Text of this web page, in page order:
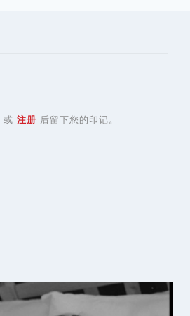
或 注册 后留下您的印记。